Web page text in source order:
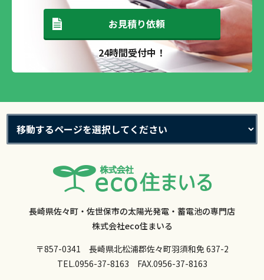
お見積り依頼
24時間受付中！
長崎県佐々町・佐世保市の太陽光発電・蓄電池の専門店
株式会社eco住まいる
〒857-0341 長崎県北松浦郡佐々町羽須和免 637-2
TEL.0956-37-8163 FAX.0956-37-8163